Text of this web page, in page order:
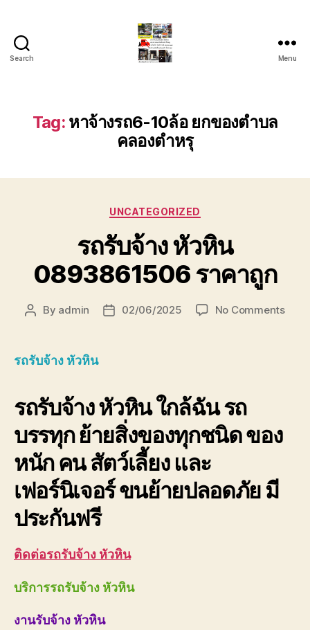
Search
สไลด์
ใน
เขต
24
ติดต่อ
โทร
0888000456
Menu
Tag: หาจ้างรถ6-10ล้อ ยกของตำบล
คลองตำหรุ
Categories
UNCATEGORIZED
รถรับจ้าง หัวหิน
0893861506 ราคาถูก
Post
By admin
Post02/06/2025 No Commentson
รถรับจ้าง หัวหิน
รถรับจ้าง หัวหิน ใกล้ฉัน รถ
บรรทุก ย้ายสิ่งของทุกชนิด ของ
หนัก คน สัตว์เลี้ยง และ
เฟอร์นิเจอร์ ขนย้ายปลอดภัย มี
ประกันฟรี
ติดต่อรถรับจ้าง หัวหิน
บริการรถรับจ้าง หัวหิน
งานรับจ้าง หัวหิน